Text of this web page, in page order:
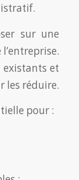
sur une
existants et
les réduire.
pour :